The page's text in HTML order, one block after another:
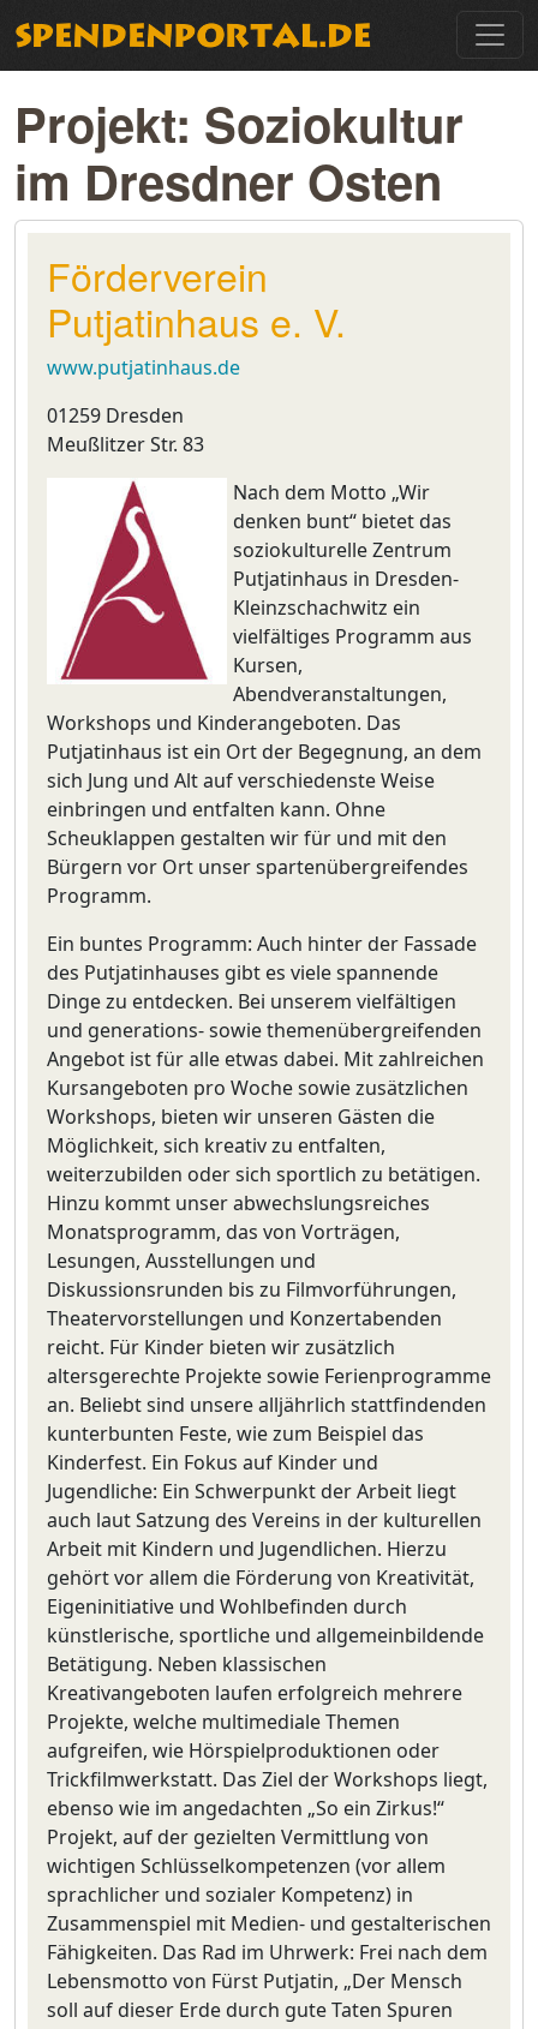
Projekt: Soziokultur
im Dresdner Osten
Förderverein
Putjatinhaus e. V.
www.putjatinhaus.de
01259 Dresden
Meußlitzer Str. 83
Nach dem Motto „Wir
denken bunt“ bietet das
soziokulturelle Zentrum
Putjatinhaus in Dresden-
Kleinzschachwitz ein
vielfältiges Programm aus
Kursen,
Abendveranstaltungen,
Workshops und Kinderangeboten. Das
Putjatinhaus ist ein Ort der Begegnung, an dem
sich Jung und Alt auf verschiedenste Weise
einbringen und entfalten kann. Ohne
Scheuklappen gestalten wir für und mit den
Bürgern vor Ort unser spartenübergreifendes
Programm.
Ein buntes Programm: Auch hinter der Fassade
des Putjatinhauses gibt es viele spannende
Dinge zu entdecken. Bei unserem vielfältigen
und generations- sowie themenübergreifenden
Angebot ist für alle etwas dabei. Mit zahlreichen
Kursangeboten pro Woche sowie zusätzlichen
Workshops, bieten wir unseren Gästen die
Möglichkeit, sich kreativ zu entfalten,
weiterzubilden oder sich sportlich zu betätigen.
Hinzu kommt unser abwechslungsreiches
Monatsprogramm, das von Vorträgen,
Lesungen, Ausstellungen und
Diskussionsrunden bis zu Filmvorführungen,
Theatervorstellungen und Konzertabenden
reicht. Für Kinder bieten wir zusätzlich
altersgerechte Projekte sowie Ferienprogramme
an. Beliebt sind unsere alljährlich stattfindenden
kunterbunten Feste, wie zum Beispiel das
Kinderfest. Ein Fokus auf Kinder und
Jugendliche: Ein Schwerpunkt der Arbeit liegt
auch laut Satzung des Vereins in der kulturellen
Arbeit mit Kindern und Jugendlichen. Hierzu
gehört vor allem die Förderung von Kreativität,
Eigeninitiative und Wohlbefinden durch
künstlerische, sportliche und allgemeinbildende
Betätigung. Neben klassischen
Kreativangeboten laufen erfolgreich mehrere
Projekte, welche multimediale Themen
aufgreifen, wie Hörspielproduktionen oder
Trickfilmwerkstatt. Das Ziel der Workshops liegt,
ebenso wie im angedachten „So ein Zirkus!“
Projekt, auf der gezielten Vermittlung von
wichtigen Schlüsselkompetenzen (vor allem
sprachlicher und sozialer Kompetenz) in
Zusammenspiel mit Medien- und gestalterischen
Fähigkeiten. Das Rad im Uhrwerk: Frei nach dem
Lebensmotto von Fürst Putjatin, „Der Mensch
soll auf dieser Erde durch gute Taten Spuren